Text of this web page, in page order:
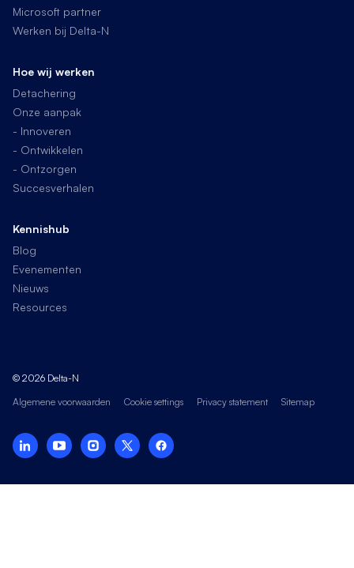
Microsoft partner
Werken bij Delta-N
Hoe wij werken
Detachering
Onze aanpak
- Innoveren
- Ontwikkelen
- Ontzorgen
Succesverhalen
Kennishub
Blog
Evenementen
Nieuws
Resources
© 2026 Delta-N
Algemene voorwaarden
Cookie settings Privacy statement Sitemap